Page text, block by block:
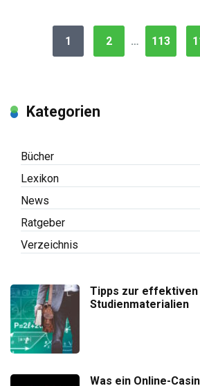
1 2 … 113
Kategorien
Bücher
Lexikon
News
Ratgeber
Verzeichnis
Tipps zur effektiven
Studienmaterialien
Was ein Online-